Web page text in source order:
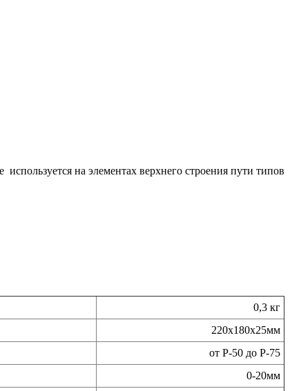
используется на элементах верхнего строения пути типов
0,3 кг
220х180х25мм
от Р-50 до Р-75
0-20мм